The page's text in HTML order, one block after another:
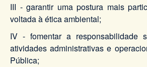
III - garantir uma postura mais
voltada à ética ambiental;
IV - fomentar a responsabilidade
atividades administrativas e
Pública;